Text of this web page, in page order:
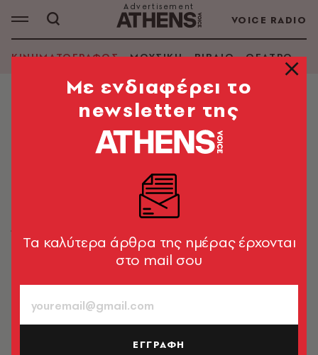
VOICE RADIO
ΚΙΝΗΜΑΤΟΓΡΑΦΟΣ ΜΟΥΣΙΚΗ ΒΙΒΛΙΟ ΘΕΑΤΡΟ -
ΚΙΝΗΜΑΤΟΓΡΑΦΟΣ
Σπασμένη Φλέβα: Κυκλοφόρησαν
η αφίσα και το επίσημο trailer της
νέας ταινίας του Γιάννη
Έρχεται στους κινηματογράφους στις 27 Νοεμβρίου,
με πρωταγωνιστή τον Βασίλη Μπισμπίκη
Newsroom
22.09.2025, 14:44
Mε ενδιαφέρει το
newsletter της
Tα καλύτερα άρθρα της ημέρας έρχονται
στο mail σου
ΕΓΓΡΑΦΗ